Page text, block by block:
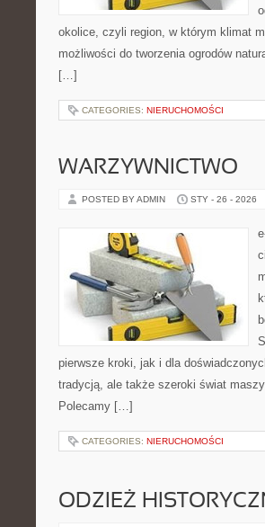
okolice, czyli region, w którym klimat
możliwości do tworzenia ogrodów
[…]
CATEGORIES: NIERUCHOMOŚCI
WARZYWNICTWO
POSTED BY ADMIN STY - 26 - 2026
pierwsze kroki, jak i dla
tradycją, ale także szeroki świat
Polecamy […]
CATEGORIES: NIERUCHOMOŚCI
ODZIEŻ